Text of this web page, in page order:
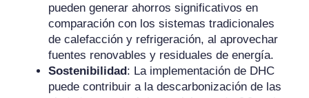
pueden generar ahorros significativos en
comparación con los sistemas tradicionales
de calefacción y refrigeración, al aprovechar
fuentes renovables y residuales de energía.
Sostenibilidad : La implementación de DHC
puede contribuir a la descarbonización de las